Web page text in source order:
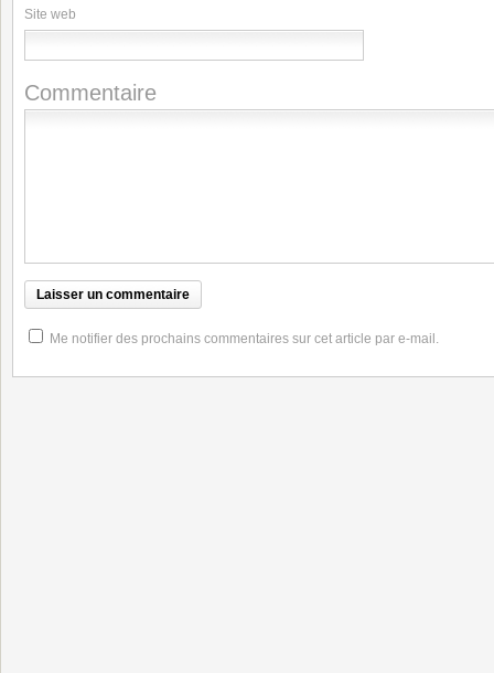
Site web
Commentaire
Me notifier des prochains commentaires sur cet article par e-mail.